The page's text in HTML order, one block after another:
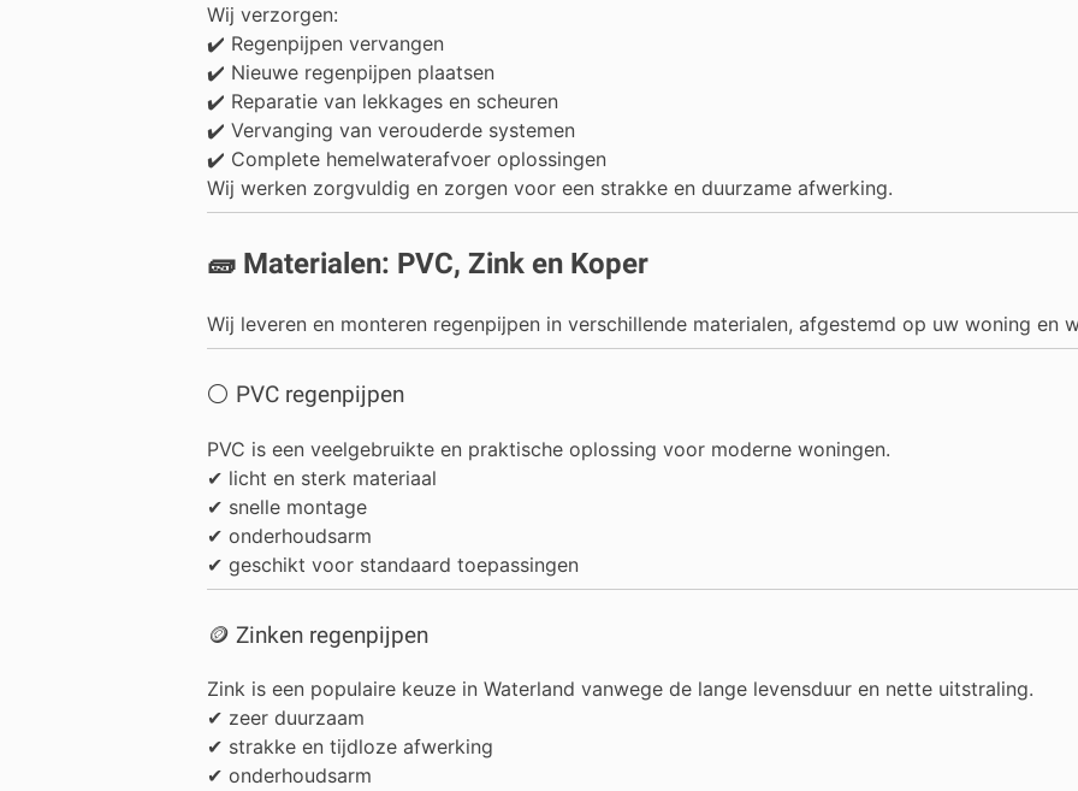
Wij verzorgen:
✔️ Regenpijpen vervangen
✔️ Nieuwe regenpijpen plaatsen
✔️ Reparatie van lekkages en scheuren
✔️ Vervanging van verouderde systemen
✔️ Complete hemelwaterafvoer oplossingen
Wij werken zorgvuldig en zorgen voor een strakke en duurzame afwerking.
🧱 Materialen: PVC, Zink en Koper
Wij leveren en monteren regenpijpen in verschillende materialen, afgestemd op uw woning en
⚪ PVC regenpijpen
PVC is een veelgebruikte en praktische oplossing voor moderne woningen.
✔ licht en sterk materiaal
✔ snelle montage
✔ onderhoudsarm
✔ geschikt voor standaard toepassingen
🪙 Zinken regenpijpen
Zink is een populaire keuze in Waterland vanwege de lange levensduur en nette uitstraling.
✔ zeer duurzaam
✔ strakke en tijdloze afwerking
✔ onderhoudsarm